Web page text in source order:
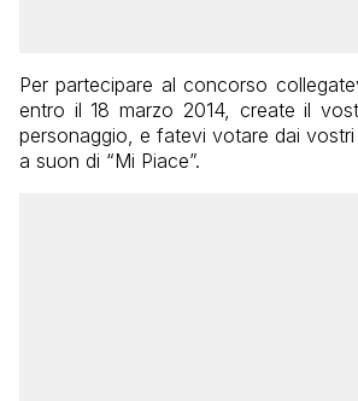
Per partecipare al concorso
entro il 18 marzo 2014, create il
personaggio, e fatevi votare dai
a suon di “Mi Piace”.